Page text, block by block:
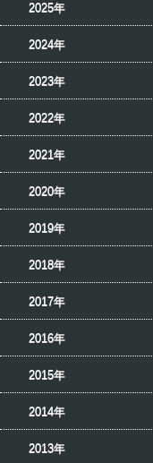
2025年
2024年
2023年
2022年
2021年
2020年
2019年
2018年
2017年
2016年
2015年
2014年
2013年